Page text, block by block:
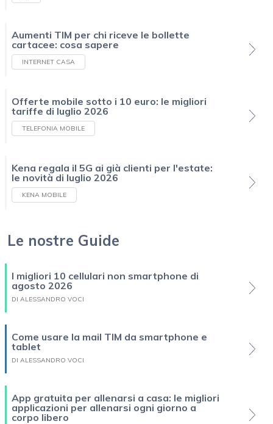
Aumenti TIM per chi riceve le bollette
cartacee: cosa sapere
INTERNET CASA
Offerte mobile sotto i 10 euro: le migliori
tariffe di luglio 2026
TELEFONIA MOBILE
Kena regala il 5G ai già clienti per l'estate:
le novità di luglio 2026
KENA MOBILE
Le nostre Guide
I migliori 10 cellulari non smartphone di
agosto 2026
DI ALESSANDRO VOCI
Come usare la mail TIM da smartphone e
tablet
DI ALESSANDRO VOCI
App gratuita per allenarsi a casa: le migliori
applicazioni per allenarsi ogni giorno a
corpo libero